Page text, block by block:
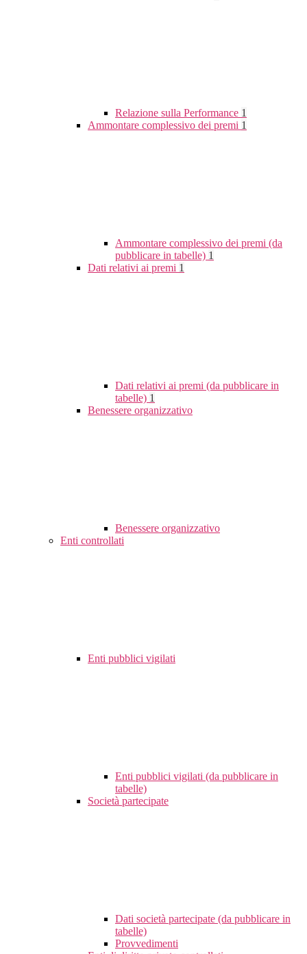
Relazione sulla Performance 1
Ammontare complessivo dei premi 1
Ammontare complessivo dei premi (da
pubblicare in tabelle) 1
Dati relativi ai premi 1
Dati relativi ai premi (da pubblicare in
tabelle) 1
Benessere organizzativo
Benessere organizzativo
Enti controllati
Enti pubblici vigilati
Enti pubblici vigilati (da pubblicare in
tabelle)
Società partecipate
Dati società partecipate (da pubblicare in
tabelle)
Provvedimenti